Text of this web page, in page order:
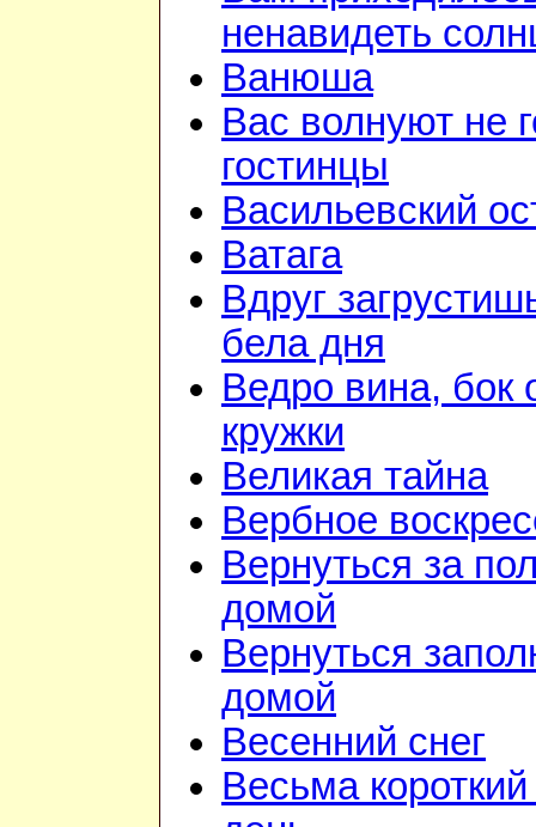
ненавидеть
Ванюша
Вас волнуют не
гостинцы
Васильевский
Ватага
Вдруг
бела дня
Ведро вина, бок
кружки
Великая тайна
Вербное
Вернуться за
домой
Вернуться
домой
Весенний снег
Весьма